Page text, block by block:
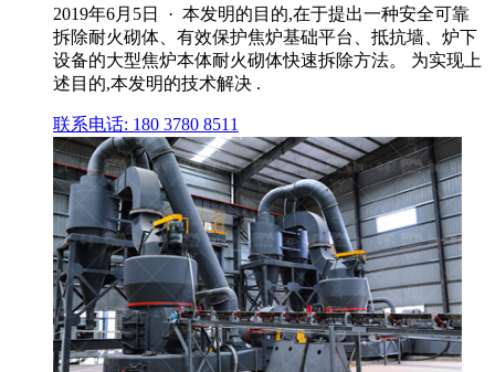
2019年6月5日 · 本发明的目的,在于提出一种安全可靠
拆除耐火砌体、有效保护焦炉基础平台、抵抗墙、炉下
设备的大型焦炉本体耐火砌体快速拆除方法。 为实现上
述目的,本发明的技术解决 .
联系电话: 180 3780 8511